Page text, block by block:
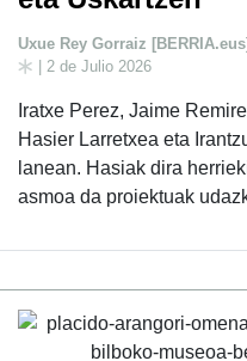
Uxue Rey Gorraiz [BERRIA.eus]
| 2 de Julio 2026
Iratxe Perez, Jaime
Hasier Larretxea eta
lanean. Hasiak dira
asmoa da proiektuak